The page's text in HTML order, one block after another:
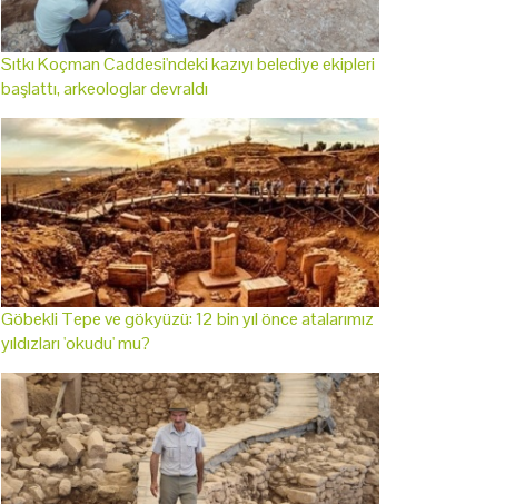
Sıtkı Koçman Caddesi'ndeki kazıyı belediye ekipleri
başlattı, arkeologlar devraldı
Göbekli Tepe ve gökyüzü: 12 bin yıl önce atalarımız
yıldızları 'okudu' mu?